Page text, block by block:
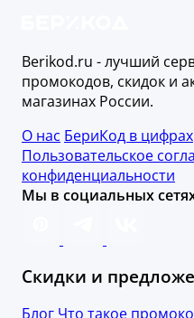
Berikod.ru - лучший
промокодов, скидок и
магазинах России.
О нас БериКод в цифрах
Пользовательское
конфиденциальности
Мы в социальных
Скидки и
Блог Что такое